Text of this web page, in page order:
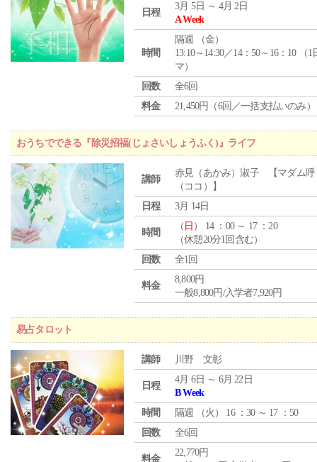
日程
3月 5日 ～ 4月 2日
A Week
時間
隔週 （金）
13:10～14:30／14：50～16：10 （1
マ）
回数
全6回
料金
21,450円（6回／一括支払いのみ）
おうちでできる『除災招福(じょさいしょうふく)』ライフ
講師
赤見（あかみ）淑子 【マダム呼
（ココ）】
日程
3月 14日
時間
（ 日 ） 14 ：00 ～ 17 ：20
（休憩20分1回含む）
回数
全1回
料金
8,800円
一般8,800円/入学者7,920円
易占タロット
講師 川野 文彰
日程
4月 6日 ～ 6月 22日
B Week
時間
隔週 （火 ） 16 ：30 ～ 17 ：50
回数
全6回
料金
22,770円